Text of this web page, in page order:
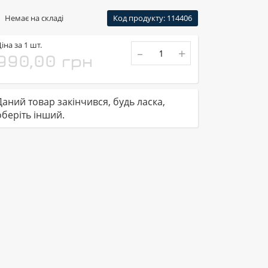
Немає на складі Код продукту: 114406
за 1 шт.
грн - +
товар закінчився, будь ласка,
інший.